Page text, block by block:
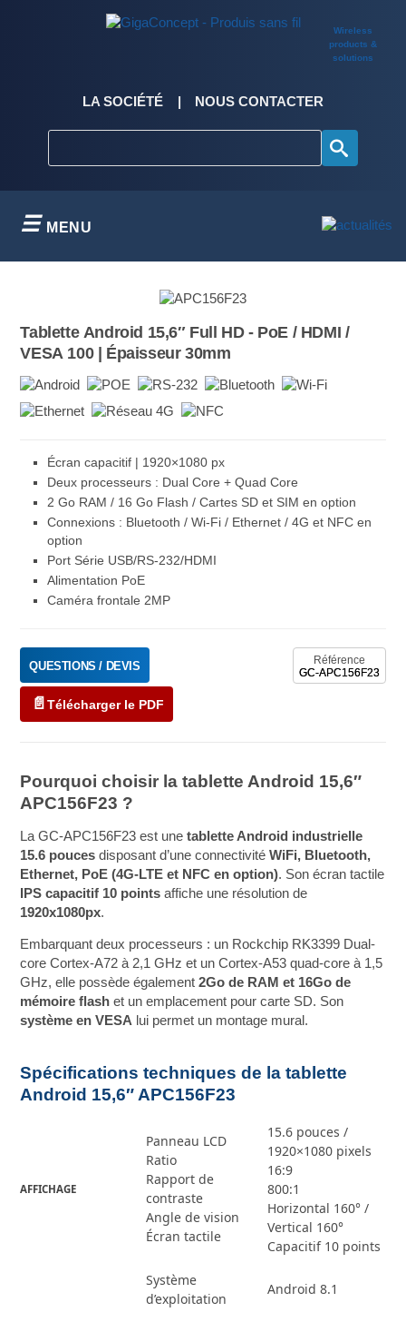
Wireless
products &
solutions
LA SOCIÉTÉ NOUS CONTACTER
MENU
Tablette Android 15,6″ Full HD - PoE / HDMI /
VESA 100 | Épaisseur 30mm
Écran capacitif | 1920×1080 px
Deux processeurs : Dual Core + Quad Core
2 Go RAM / 16 Go Flash / Cartes SD et SIM en option
Connexions : Bluetooth / Wi-Fi / Ethernet / 4G et NFC en
option
Port Série USB/RS-232/HDMI
Alimentation PoE
Caméra frontale 2MP
Référence
GC-APC156F23
QUESTIONS / DEVIS
Télécharger le PDF
Pourquoi choisir la tablette Android 15,6″
APC156F23 ?
La GC-APC156F23 est unetablette Android industrielle
15.6 pouces disposant d’une connectivitéWiFi, Bluetooth,
Ethernet, PoE (4G-LTE et NFC en option). Son écran tactile
IPS capacitif 10 points affiche une résolution de
1920x1080px.
Embarquant deux processeurs : un Rockchip RK3399 Dual-
core Cortex-A72 à 2,1 GHz et un Cortex-A53 quad-core à 1,5
GHz, elle possède également2Go de RAM et 16Go de
mémoire flash et un emplacement pour carte SD. Son
système en VESA lui permet un montage mural.
Spécifications techniques de la tablette
Android 15,6″ APC156F23
AFFICHAGE
Panneau LCD
Ratio
Rapport de
contraste
Angle de vision
Écran tactile
15.6 pouces /
1920×1080 pixels
16:9
800:1
Horizontal 160° /
Vertical 160°
Capacitif 10 points
Système
d’exploitation
Android 8.1